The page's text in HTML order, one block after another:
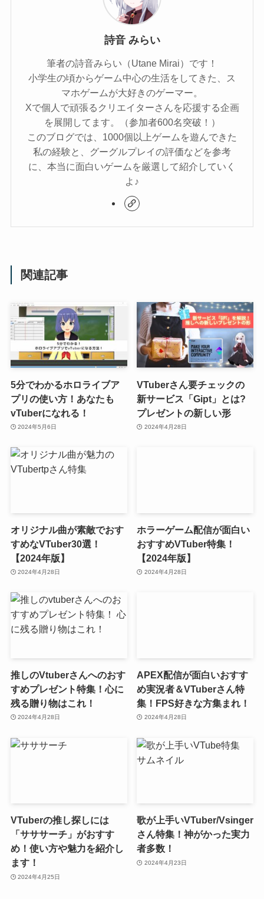
詩音 みらい
筆者の詩音みらい（Utane Mirai）です！
小学生の頃からゲーム中心の生活をしてきた、ス
マホゲームが大好きのゲーマー。
Xで個人で頑張るクリエイターさんを応援する企画
を展開してます。（参加者600名突破！）
このブログでは、1000個以上ゲームを遊んできた
私の経験と、グーグルプレイの評価などを参考
に、本当に面白いゲームを厳選して紹介していく
よ♪
関連記事
5分でわかるホロライブア
プリの使い方！あなたも
vTuberになれる！
2024年5月6日
VTuberさん要チェックの
新サービス「Gipt」とは?
プレゼントの新しい形
2024年4月28日
オリジナル曲が素敵でおす
すめなVTuber30選！
【2024年版】
2024年4月28日
ホラーゲーム配信が面白い
おすすめVTuber特集！
【2024年版】
2024年4月28日
推しのVtuberさんへのおす
すめプレゼント特集！心に
残る贈り物はこれ！
2024年4月28日
APEX配信が面白いおすす
め実況者＆VTuberさん特
集！FPS好きな方集まれ！
2024年4月28日
VTuberの推し探しには
「サササーチ」がおすす
め！使い方や魅力を紹介し
ます！
2024年4月25日
歌が上手いVTuber/Vsinger
さん特集！神がかった実力
者多数！
2024年4月23日